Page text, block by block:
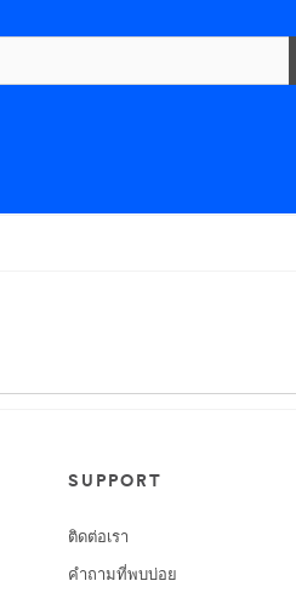
SUPPORT
ติดต่อเรา
คำถามที่พบบ่อย